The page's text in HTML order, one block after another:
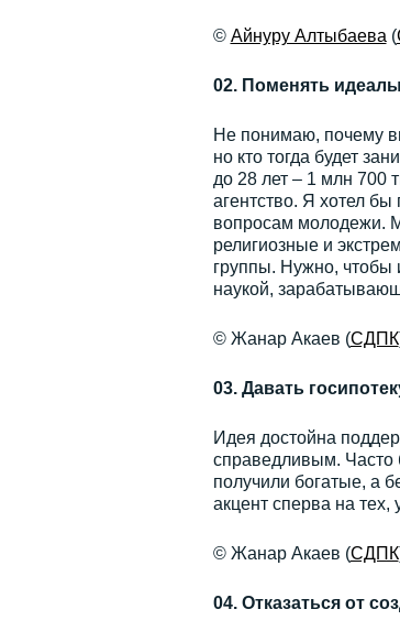
© Айнуру Алтыбаева (
02. Поменять
Не понимаю, почему
но кто тогда будет
до 28 лет – 1 млн 700
агентство. Я хотел
вопросам молодежи.
религиозные и
группы. Нужно, чтобы
наукой,
© Жанар Акаев (СДПК
03. Давать
Идея достойна
справедливым. Часто
получили богатые, а
акцент сперва на тех,
© Жанар Акаев (СДПК
04. Отказаться от